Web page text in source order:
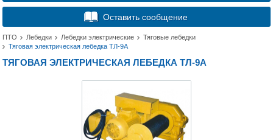
Оставить сообщение
ПТО Лебедки Лебедки электрические
Тяговые лебедки
Тяговая электрическая лебедка ТЛ-9А
ТЯГОВАЯ ЭЛЕКТРИЧЕСКАЯ ЛЕБЕДКА ТЛ-9А